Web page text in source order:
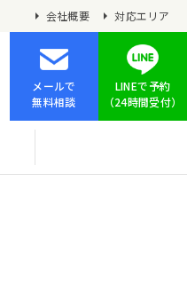
会社概要 対応エリア
メールで
無料相談
LINEで予約
（24時間受付）